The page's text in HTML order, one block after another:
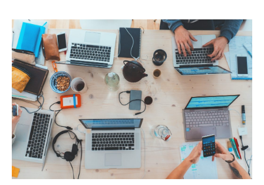
求人採用情報
Webエンジニア・プログラマー
フロントエンドエンジニア
【正社員】Webデザイナー
【業務委託】Webデザイナー